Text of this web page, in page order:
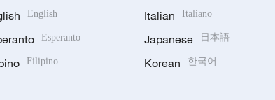
English
Esperanto
Filipino
Italian Italiano
Japanese 日本語
Korean 한국어